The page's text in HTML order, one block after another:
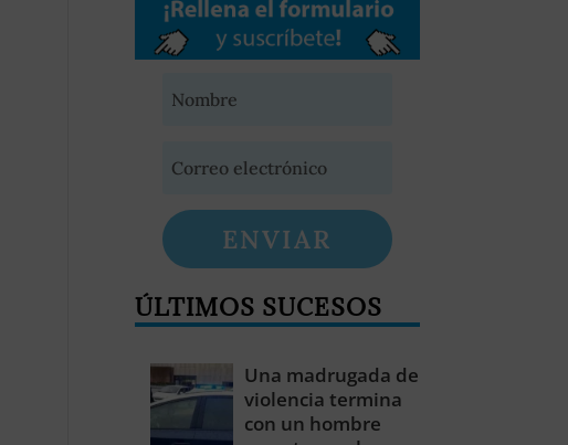
ENVIAR
ÚLTIMOS SUCESOS
Una madrugada de
violencia termina
con un hombre